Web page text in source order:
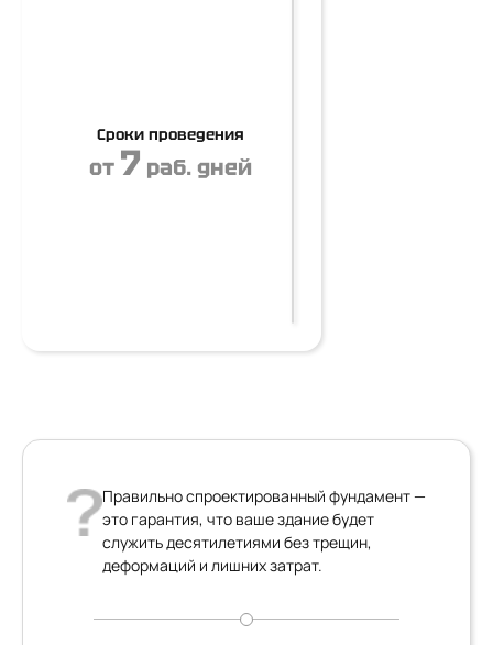
Сроки проведения
от 7 раб. дней
Правильно спроектированный фундамент —
это гарантия, что ваше здание будет
служить десятилетиями без трещин,
деформаций и лишних затрат.